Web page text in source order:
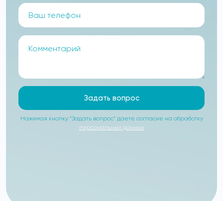
Задать вопрос
Нажимая кнопку “Задать вопрос” даете согласие на обработку
персональных данных